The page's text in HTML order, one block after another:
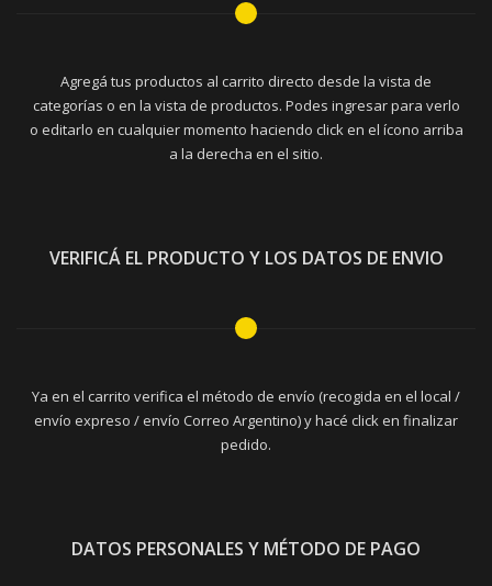
Agregá tus productos al carrito directo desde la vista de
categorías o en la vista de productos. Podes ingresar para verlo
o editarlo en cualquier momento haciendo click en el ícono arriba
a la derecha en el sitio.
VERIFICÁ EL PRODUCTO Y LOS DATOS DE ENVIO
Ya en el carrito verifica el método de envío (recogida en el local /
envío expreso / envío Correo Argentino) y hacé click en finalizar
pedido.
DATOS PERSONALES Y MÉTODO DE PAGO